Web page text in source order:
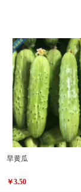
旱黄瓜
￥3.50